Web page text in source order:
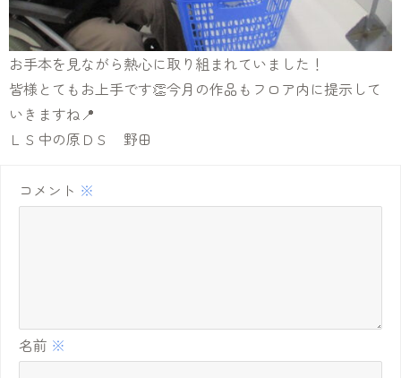
お手本を見ながら熱心に取り組まれていました！
皆様とてもお上手です👏今月の作品もフロア内に提示して
いきますね📍
ＬＳ中の原ＤＳ 野田
コメント ※
名前 ※